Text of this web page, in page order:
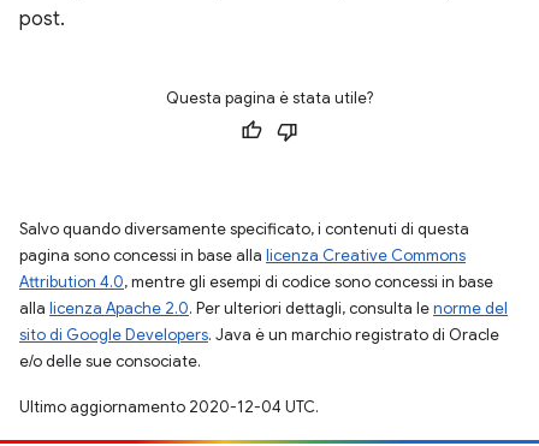
post.
Questa pagina è stata utile?
Salvo quando diversamente specificato, i contenuti di questa
pagina sono concessi in base alla licenza Creative Commons
Attribution 4.0, mentre gli esempi di codice sono concessi in base
alla licenza Apache 2.0. Per ulteriori dettagli, consulta lenorme del
sito di Google Developers. Java è un marchio registrato di Oracle
e/o delle sue consociate.
Ultimo aggiornamento 2020-12-04 UTC.